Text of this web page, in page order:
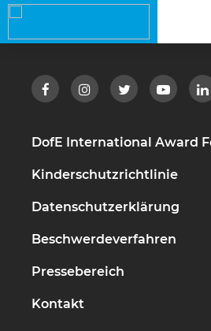
DofE International Award
Kinderschutzrichtlinie
Datenschutzerklärung
Beschwerdeverfahren
Pressebereich
Kontakt